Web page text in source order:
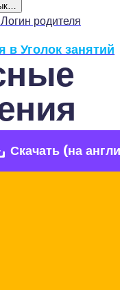
Логин родителя
в Уголок занятий
Скачать (на